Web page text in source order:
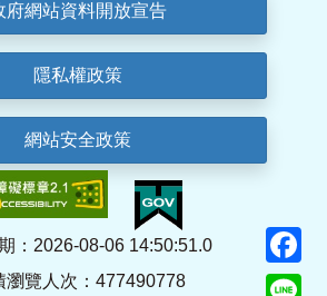
府網站資料開放宣告
隱私權政策
網站安全政策
：2026-08-06 14:50:51.0
瀏覽人次：477490778